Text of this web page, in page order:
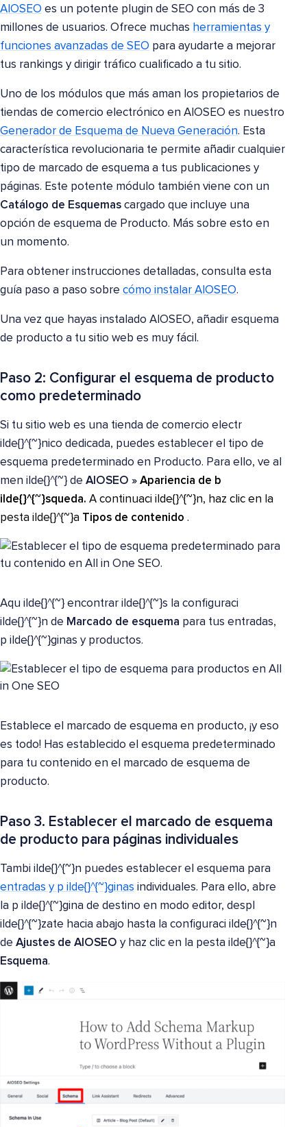
AIOSEO es un potente plugin de SEO con más de 3
millones de usuarios. Ofrece muchas herramientas y
funciones avanzadas de SEO para ayudarte a mejorar
tus rankings y dirigir tráfico cualificado a tu sitio.
Uno de los módulos que más aman los propietarios de
tiendas de comercio electrónico en AIOSEO es nuestro
Generador de Esquema de Nueva Generación. Esta
característica revolucionaria te permite añadir cualquier
tipo de marcado de esquema a tus publicaciones y
páginas. Este potente módulo también viene con un
Catálogo de Esquemas cargado que incluye una
opción de esquema de Producto. Más sobre esto en
un momento.
Para obtener instrucciones detalladas, consulta esta
guía paso a paso sobre cómo instalar AIOSEO.
Una vez que hayas instalado AIOSEO, añadir esquema
de producto a tu sitio web es muy fácil.
Paso 2: Configurar el esquema de producto
como predeterminado
Si tu sitio web es una tienda de comercio electr
ilde{}^{~}nico dedicada, puedes establecer el tipo de
esquema predeterminado en Producto. Para ello, ve al
men ilde{}^{~} de AIOSEO » Apariencia de b
ilde{}^{~}squeda. A continuaci ilde{}^{~}n, haz clic en la
pesta ilde{}^{~}a Tipos de contenido .
Aqu ilde{}^{~} encontrar ilde{}^{~}s la configuraci
ilde{}^{~}n de Marcado de esquema para tus entradas,
p ilde{}^{~}ginas y productos.
Establece el marcado de esquema en producto, ¡y eso
es todo! Has establecido el esquema predeterminado
para tu contenido en el marcado de esquema de
producto.
Paso 3. Establecer el marcado de esquema
de producto para páginas individuales
Tambi ilde{}^{~}n puedes establecer el esquema para
entradas y p ilde{}^{~}ginas individuales. Para ello, abre
la p ilde{}^{~}gina de destino en modo editor, despl
ilde{}^{~}zate hacia abajo hasta la configuraci ilde{}^{~}n
de Ajustes de AIOSEO y haz clic en la pesta ilde{}^{~}a
Esquema.